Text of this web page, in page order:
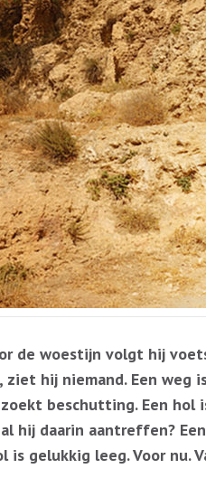
de woestijn volgt hij
hij niemand. Een weg
beschutting. Een hol
hij daarin aantreffen?
is gelukkig leeg. Voor nu.